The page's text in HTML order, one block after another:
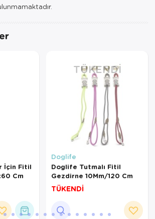
İçin Fitil
Cm
TÜKENDI
Doglife
Doglife Tutmalı Fitil
Gezdirne 10Mm/120 Cm
TÜKENDİ